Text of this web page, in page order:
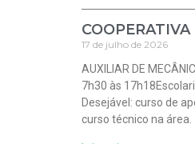
17 de julho de 2026
AUXILIAR DE
7h30 às
Desejável: curso de
curso técnico na área.